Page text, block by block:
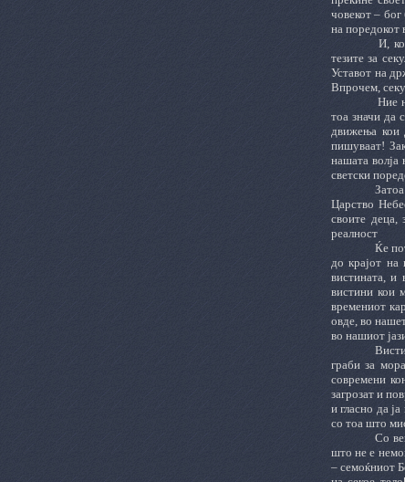
човекот –
на поредокот
И,
тезите за
Уставот на
Впрочем,
Ние
тоа значи да
движења кои
пишуваат!
нашата волја
светски
Царство
своите деца,
реалност
Ќе
до крајот на
вистината, и
вистини кои
времениот
овде, во
во нашиот
граби за
современи
загрозат и
и гласно да
со тоа што
Со
што не е
‒ семоќниот